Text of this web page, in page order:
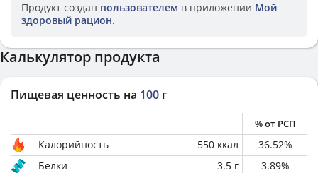
Продукт создан пользователем в приложении Мой
здоровый рацион.
Калькулятор продукта
Пищевая ценность на 100 г
% от РСП
Калорийность 550 ккал 36.52%
Белки
3.5 г 3.89%